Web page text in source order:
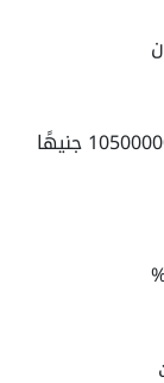
يبدأ من 10500000 جنيهًا